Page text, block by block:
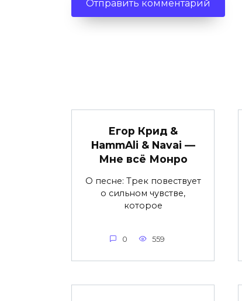
Егор Крид &
HammAli & Navai —
Мне всё Монро
О песне: Трек повествует
о сильном чувстве,
которое
0 559